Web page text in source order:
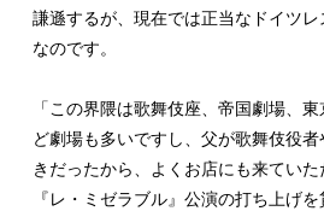
謙遜するが、現在では正当なドイツ
なのです。
「この界隈は歌舞伎座、帝国劇場、
ど劇場も多いですし、父が歌舞伎役
きだったから、よくお店にも来ていた
『レ・ミゼラブル』公演の打ち上げ